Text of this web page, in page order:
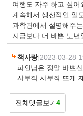
여행도 자주 하고 싶어
계속해서 생산적인 일
과학관에서 설명해주
지금보다 더 바쁜 노년
책사랑| 2023-03-28
파인님은 정말 바쁘
사부작 사부작 뜨개
전체댓글보기4